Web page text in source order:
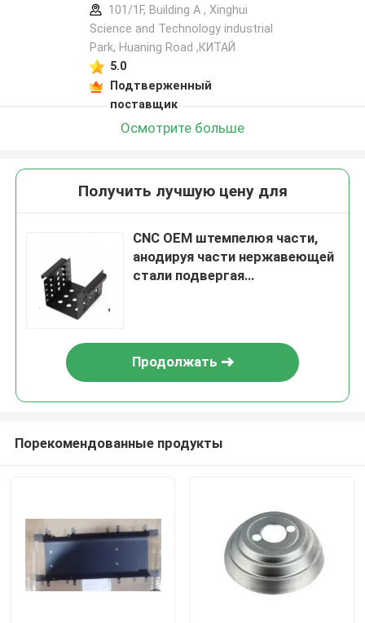
101/1F, Building A , Xinghui
Science and Technology industrial
Park, Huaning Road ,КИТАЙ
5.0
Подтверженный
поставщик
Осмотрите больше
Получить лучшую цену для
CNC OEM штемпелюя части,
анодируя части нержавеющей
стали подвергая
Продолжать
Порекомендованные продукты